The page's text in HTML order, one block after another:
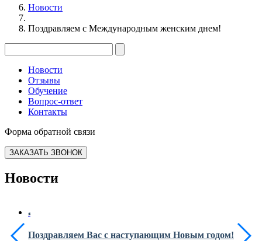
Новости
Поздравляем с Международным женским днем!
Новости
Отзывы
Обучение
Вопрос-ответ
Контакты
Форма обратной связи
ЗАКАЗАТЬ ЗВОНОК
Новости
Поздравляем Вас с наступающим Новым годом!